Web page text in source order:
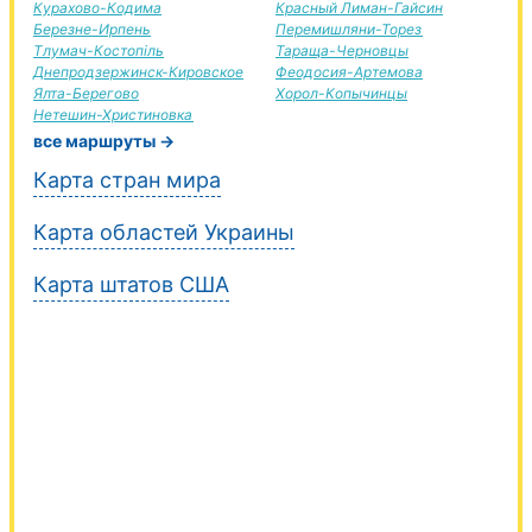
Курахово-Кодима
Березне-Ирпень
Тлумач-Костопіль
Днепродзержинск-Кировское
Ялта-Берегово
Нетешин-Христиновка
Красный Лиман-Гайсин
Перемишляни-Торез
Тараща-Черновцы
Феодосия-Артемова
Хорол-Копычинцы
все маршруты →
Карта стран мира
Карта областей Украины
Карта штатов США